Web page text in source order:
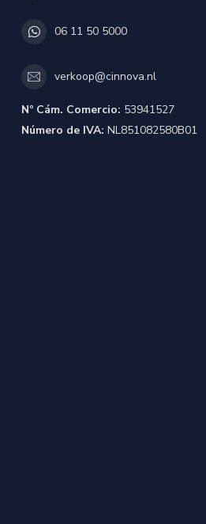
06 11 50 5000
verkoop@cinnova.nl
Nº Cám. Comercio: 53941527
Número de IVA: NL851082580B01